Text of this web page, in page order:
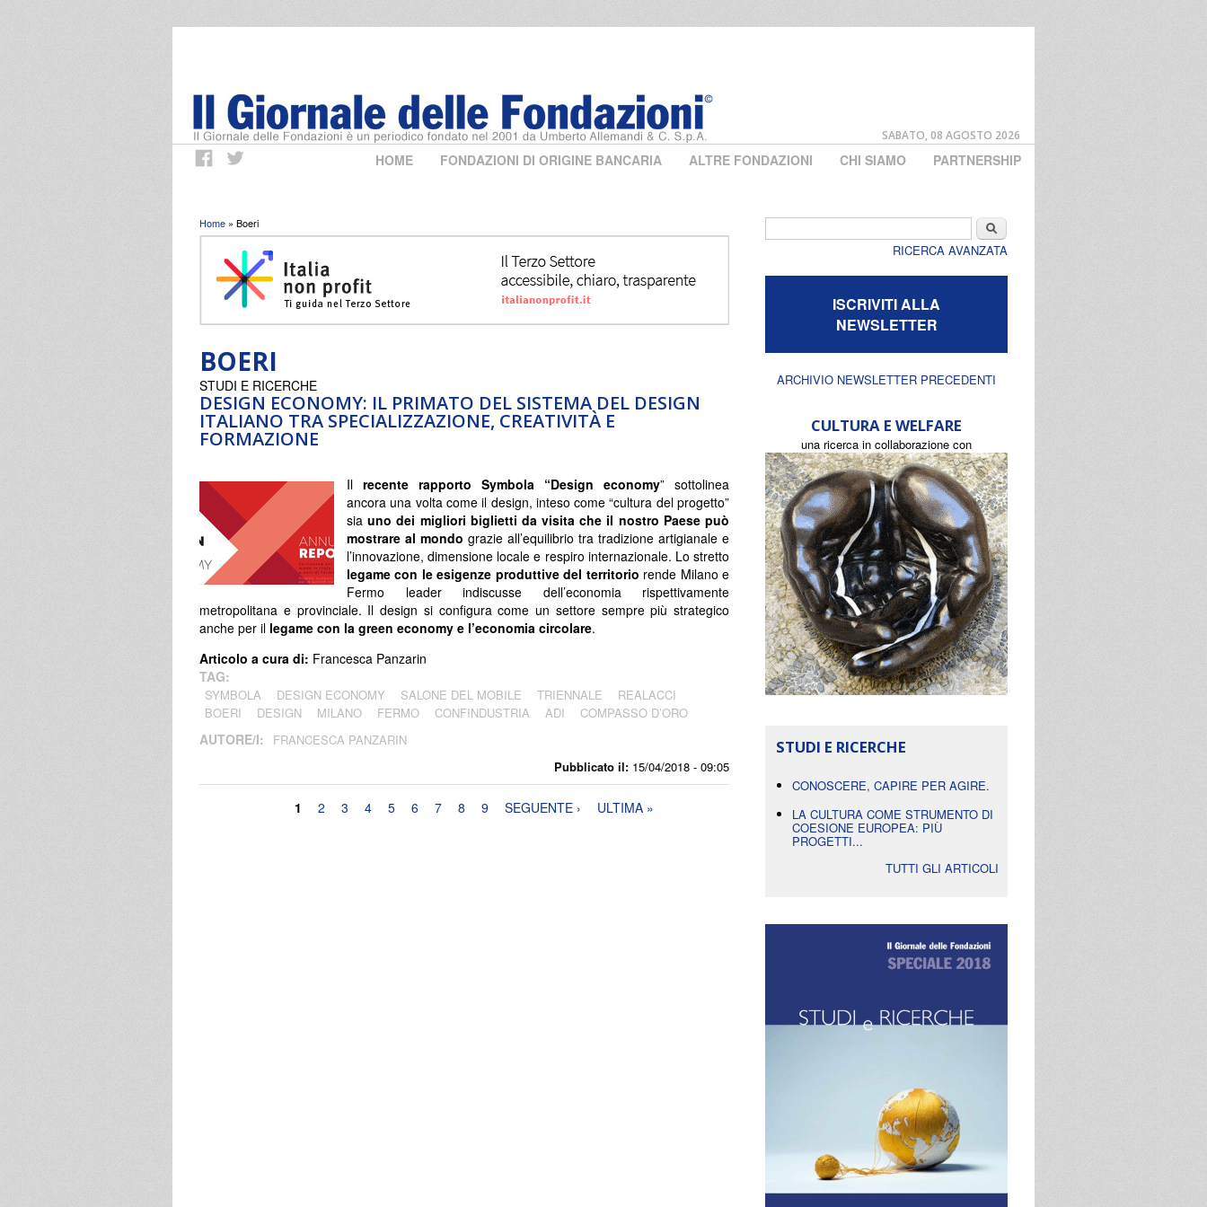
SABATO, 08 AGOSTO 2026
HOME FONDAZIONI DI ORIGINE BANCARIA ALTRE FONDAZIONI CHI SIAMO PARTNERSHIP
Tu sei qui
Home » Boeri
BOERI
DESIGN ECONOMY: IL PRIMATO DEL SISTEMA DEL DESIGN
ITALIANO TRA SPECIALIZZAZIONE, CREATIVITÀ E
FORMAZIONE
Pubblicato il: 15/04/2018 - 09:05
STUDI E RICERCHE
Il recente rapporto Symbola “Design economy” sottolinea
ancora una volta come il design, inteso come “cultura del progetto”
siauno dei migliori biglietti da visita che il nostro Paese può
mostrare al mondo grazie all’equilibrio tra tradizione artigianale e
l’innovazione, dimensione locale e respiro internazionale. Lo stretto
legame con le esigenze produttive del territorio rende Milano e
Fermo leader indiscusse dell’economia rispettivamente
metropolitana e provinciale. Il design si configura come un settore sempre più strategico
anche per il legame con la green economy e l’economia circolare.
Articolo a cura di: Francesca Panzarin
TAG:
SYMBOLA DESIGN ECONOMY SALONE DEL MOBILE TRIENNALE
REALACCI
BOERI
DESIGN MILANO FERMO CONFINDUSTRIA ADI COMPASSO D’ORO
AUTORE/I: FRANCESCA PANZARIN
1 2 3 4 5 6 7 8 9 SEGUENTE › ULTIMA »
Cerca
RICERCA AVANZATA
ISCRIVITI ALLA
NEWSLETTER
ARCHIVIO NEWSLETTER PRECEDENTI
CULTURA E WELFARE
una ricerca in collaborazione con
STUDI E RICERCHE
CONOSCERE, CAPIRE PER AGIRE.
LA CULTURA COME STRUMENTO DI
COESIONE EUROPEA: PIÙ
PROGETTI...
TUTTI GLI ARTICOLI